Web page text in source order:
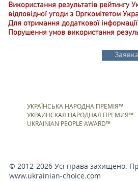
Використання результатів рейтингу
відповідної угоди з Оргкомітетом
Для отримання додаткової
Порушення умов використання
УКРАЇНСЬКА НАРОДНА ПРЕМІЯ™
УКРАИНСКАЯ НАРОДНАЯ ПРЕМИЯ™
UKRAINIAN PEOPLE AWARD™
© 2012-2026 Усі права захищено.
www.ukrainian-choice.com